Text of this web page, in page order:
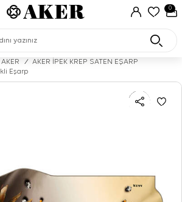
0
AKER /
AKER İPEK KREP SATEN EŞARP
Eşarp